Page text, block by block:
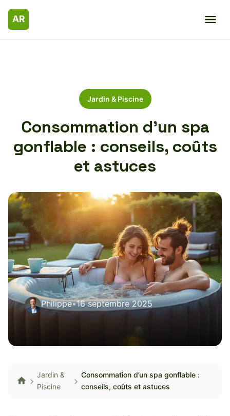
Jardin & Piscine
Consommation d’un spa
gonflable : conseils, coûts
et astuces
Philippe•16 septembre 2025
Jardin &
Piscine
Consommation d’un spa gonflable :
conseils, coûts et astuces